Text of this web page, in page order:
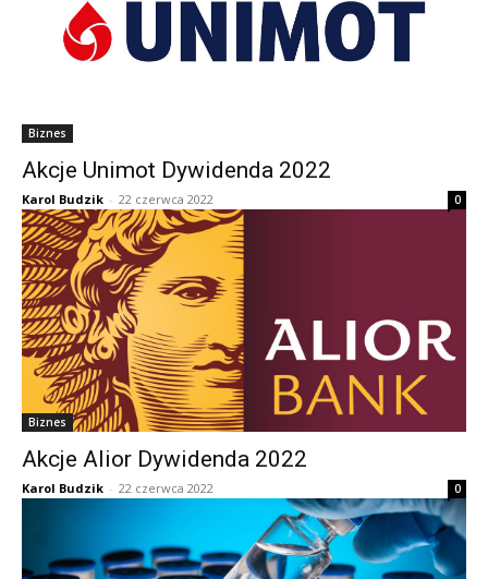
Biznes
Akcje Unimot Dywidenda 2022
Karol Budzik - 22 czerwca 2022 0
Biznes
Akcje Alior Dywidenda 2022
Karol Budzik - 22 czerwca 2022 0